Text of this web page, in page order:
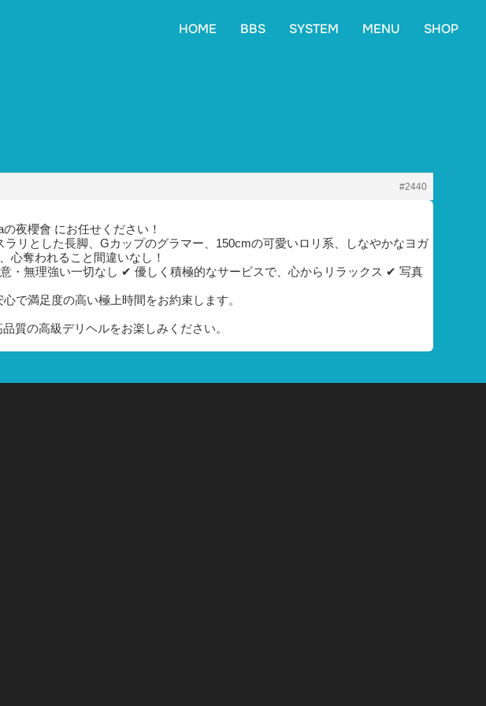
HOME BBS SYSTEM MENU SHOP
#2440
夜櫻會 にお任せください！
リとした長脚、Gカップのグラマー、150cmの可愛いロリ系、しなやかなヨガ
心奪われること間違いなし！
・無理強い一切なし ✔ 優しく積極的なサービスで、心からリラックス ✔ 写真
で満足度の高い極上時間をお約束します。
質の高級デリヘルをお楽しみください。